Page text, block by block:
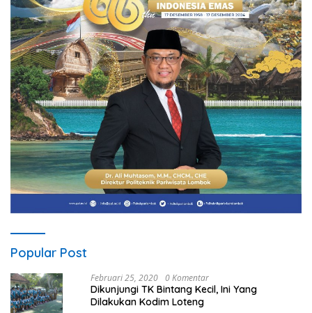
Popular Post
Februari 25, 2020 0 Komentar
Dikunjungi TK Bintang Kecil, Ini Yang
Dilakukan Kodim Loteng